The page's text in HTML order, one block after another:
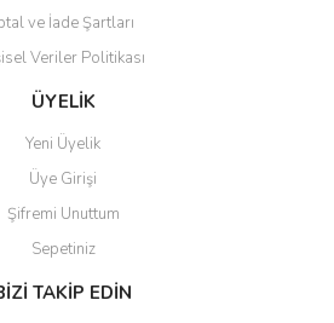
ve İade Şartları
Veriler Politikası
ÜYELİK
Yeni Üyelik
Üye Girişi
Şifremi Unuttum
Sepetiniz
TAKİP EDİN